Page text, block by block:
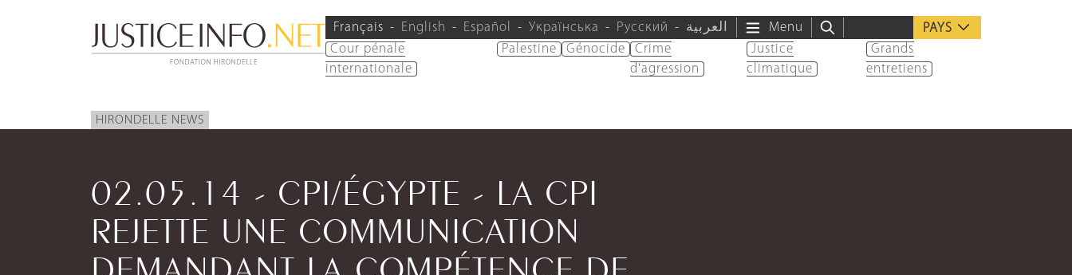
Français English Español Українська Русский العربية Menu
PAYS
Cour pénale
internationale
Palestine Génocide
Crime
d'agression
Justice
climatique
Grands
entretiens
HIRONDELLE NEWS
02.05.14 - CPI/ÉGYPTE - LA CPI
REJETTE UNE COMMUNICATION
DEMANDANT LA COMPÉTENCE DE